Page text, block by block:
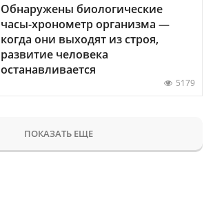
Обнаружены биологические
часы-хронометр организма —
когда они выходят из строя,
развитие человека
останавливается
5179
ПОКАЗАТЬ ЕЩЕ